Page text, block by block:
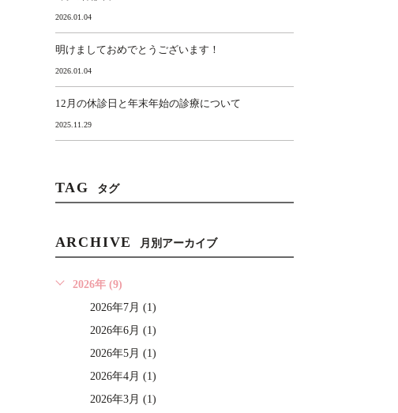
2026.01.04
明けましておめでとうございます！
2026.01.04
12月の休診日と年末年始の診療について
2025.11.29
TAG タグ
ARCHIVE 月別アーカイブ
2026年 (9)
2026年7月 (1)
2026年6月 (1)
2026年5月 (1)
2026年4月 (1)
2026年3月 (1)